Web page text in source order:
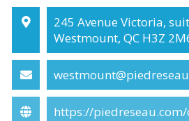
245 Avenue Victoria,
Westmount, QC H3Z